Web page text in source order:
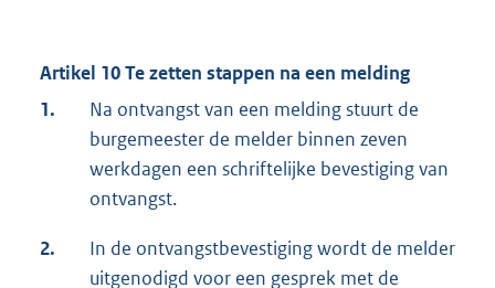
Artikel 10 Te zetten stappen na een melding
1.
Na ontvangst van een melding stuurt de
burgemeester de melder binnen zeven
werkdagen een schriftelijke bevestiging van
ontvangst.
2.
In de ontvangstbevestiging wordt de melder
uitgenodigd voor een gesprek met de